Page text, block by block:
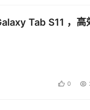
Tab S11 ，高
0